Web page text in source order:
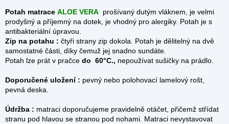
Potah matrace ALOE VERA prošívaný dutým vláknem, je velmi
prodyšný a příjemný na dotek, je vhodný pro alergiky. Potah je s
antibakteriální úpravou.
Zip na potahu : čtyři strany zip dokola. Potah je dělitelný na dvě
samostatné části, díky čemuž jej snadno sundáte.
Potah lze prát v pračce do 60°C., nepoužívat sušičky na prádlo.
Doporučené uložení : pevný nebo polohovací lamelový rošt,
pevná deska.
Údržba : matraci doporučujeme pravidelně otáčet, přičemž střídat
stranu pod hlavou se stranou pod nohami. Matraci nevystavovat